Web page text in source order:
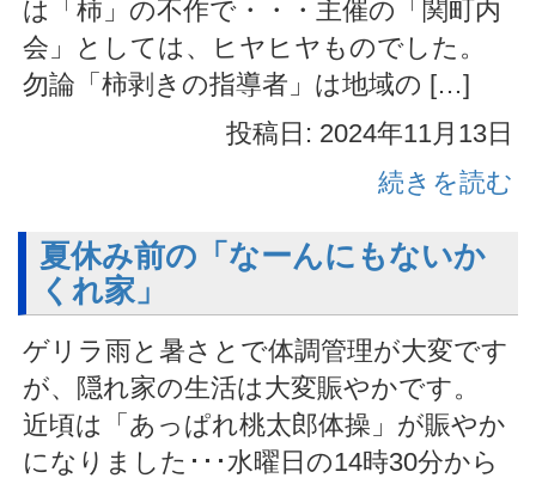
は「柿」の不作で・・・主催の「関町内
会」としては、ヒヤヒヤものでした。
勿論「柿剥きの指導者」は地域の […]
投稿日: 2024年11月13日
続きを読む
夏休み前の「なーんにもないか
くれ家」
ゲリラ雨と暑さとで体調管理が大変です
が、隠れ家の生活は大変賑やかです。
近頃は「あっぱれ桃太郎体操」が賑やか
になりました･･･水曜日の14時30分から